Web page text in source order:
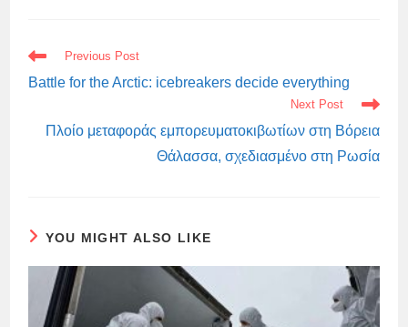
READ
MORE
ARTICLES
Previous Post
Battle for the Arctic: icebreakers decide everything
Next Post
Πλοίο μεταφοράς εμπορευματοκιβωτίων στη Βόρεια
Θάλασσα, σχεδιασμένο στη Ρωσία
YOU MIGHT ALSO LIKE